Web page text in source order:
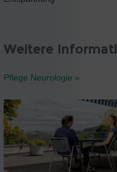
Weitere
Pflege Neurologie »